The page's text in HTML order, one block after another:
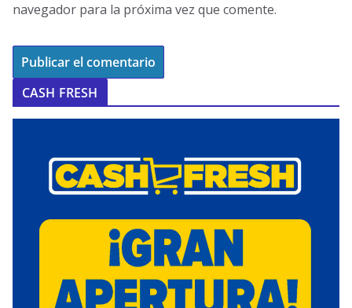
navegador para la próxima vez que comente.
CASH FRESH